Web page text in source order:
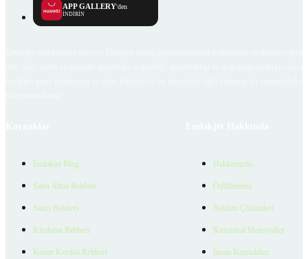
APP GALLERY'den
İNDİRİN
Emlakjet Blog
Satın Alma Rehberi
Satıcı Rehberi
Kiralama Rehberi
Konut Kredisi Rehberi
Hakkımızda
Ödüllerimiz
Reklam Çözümleri
Kurumsal Materyaller
İnsan Kaynakları